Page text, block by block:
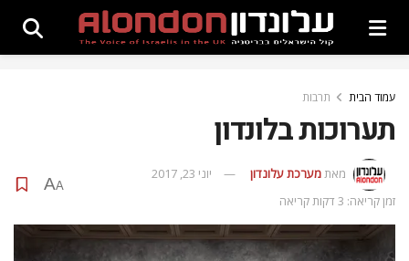
עמוד הבית תרבות
תערוכות בלונדון
מאתמערכת עלונדון
יוני 23, 2017
זמן קריאה: 3 דקות קריאה
A
A